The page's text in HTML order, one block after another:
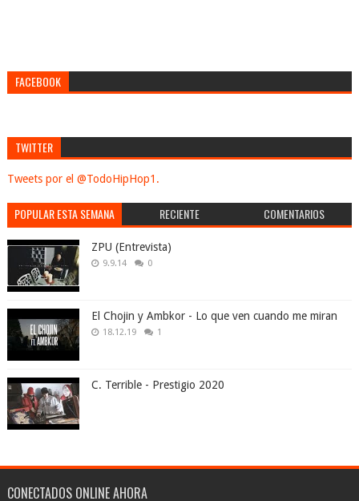
FACEBOOK
TWITTER
Tweets por el @TodoHipHop1.
POPULAR ESTA SEMANA RECIENTE COMENTARIOS
ZPU (Entrevista)
9.9.14 0
El Chojin y Ambkor - Lo que ven cuando me miran
18.12.19 1
C. Terrible - Prestigio 2020
CONECTADOS ONLINE AHORA